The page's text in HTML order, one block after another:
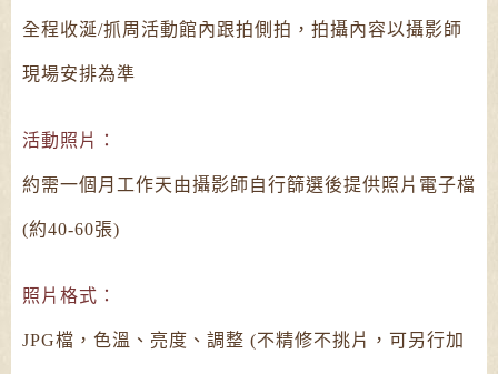
全程收涎/抓周活動館內跟拍側拍，拍攝內容以攝影師
現場安排為準
活動照片：
約需一個月工作天由攝影師自行篩選後提供照片電子檔
(約40-60張)
照片格式：
JPG檔，色溫、亮度、調整 (不精修不挑片，可另行加